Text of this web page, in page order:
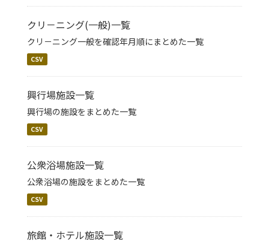
クリ－ニング(一般)一覧
クリ－ニング一般を確認年月順にまとめた一覧
CSV
興行場施設一覧
興行場の施設をまとめた一覧
CSV
公衆浴場施設一覧
公衆浴場の施設をまとめた一覧
CSV
旅館・ホテル施設一覧